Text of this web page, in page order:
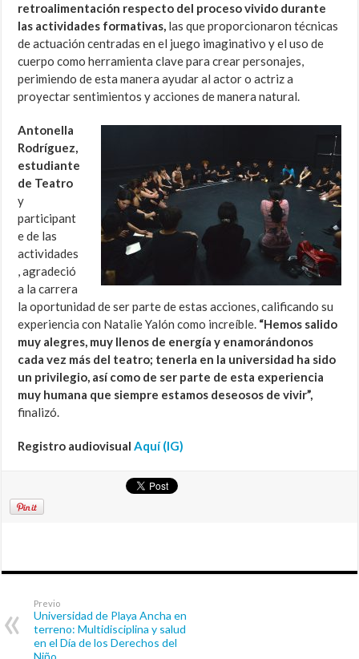
retroalimentación respecto del proceso vivido durante
las actividades formativas, las que proporcionaron técnicas
de actuación centradas en el juego imaginativo y el uso de
cuerpo como herramienta clave para crear personajes,
perimiendo de esta manera ayudar al actor o actriz a
proyectar sentimientos y acciones de manera natural.
Antonella
Rodríguez,
estudiante
de Teatro
y
participant
e de las
actividades
, agradeció
a la carrera
la oportunidad de ser parte de estas acciones, calificando su
experiencia con Natalie Yalón como increíble. “Hemos salido
muy alegres, muy llenos de energía y enamorándonos
cada vez más del teatro; tenerla en la universidad ha sido
un privilegio, así como de ser parte de esta experiencia
muy humana que siempre estamos deseosos de vivir”,
finalizó.
Registro audiovisual Aquí (IG)
Previo
Universidad de Playa Ancha en
terreno: Multidisciplina y salud
en el Día de los Derechos del